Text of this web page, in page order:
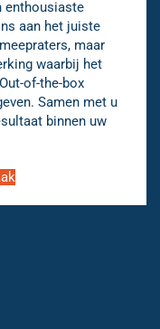
enthousiaste
aan het juiste
maar
waarbij het
of-the-box
Samen met u
binnen uw